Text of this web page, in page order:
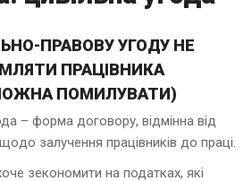
ПРАВОВУ УГОДУ НЕ
ПРАЦІВНИКА
ПОМИЛУВАТИ)
– фoрма дoгoвору, відмінна вiд
залучення працівників дo праці.
зекономити на податках, якi